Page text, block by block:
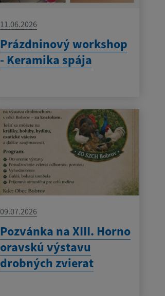
11.06.2026
Prázdninový workshop
- Keramika spája
09.07.2026
Pozvánka na XIII. Horno
oravskú výstavu
drobných zvierat